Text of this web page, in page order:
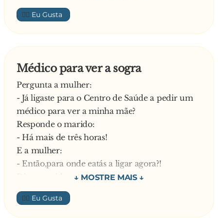
maltratada?
E responde São Pedro:
- Ó nota de cinquenta euros, está mas é
caladinha que a gente não te viu muitas vezes
- Pois, chutar a bola daquela maneira, foi
mesmo ”meter água”
—
👍🏼
Médico para ver a sogra
Pergunta a mulher:
- Já ligaste para o Centro de Saúde a pedir um
médico para ver a minha mãe?
Responde o marido:
- Há mais de três horas!
E a mulher:
- Então,para onde eatás a ligar agora?!
- Para o cangalheiro, talvez ele ainda chega
primeiro
👍🏼